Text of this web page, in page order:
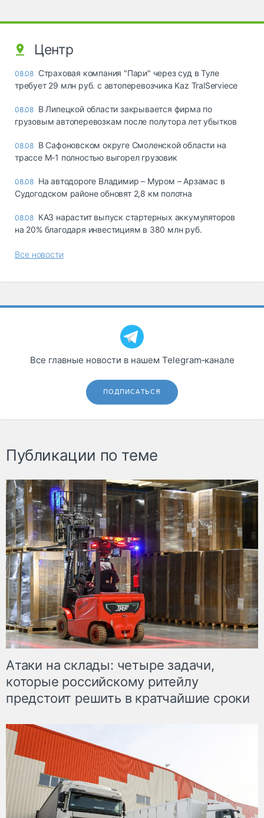
Центр
08.08 Страховая компания "Пари" через суд в Туле
требует 29 млн руб. с автоперевозчика Kaz TralServiece
08.08 В Липецкой области закрывается фирма по
грузовым автоперевозкам после полутора лет убытков
08.08 В Сафоновском округе Смоленской области на
трассе М-1 полностью выгорел грузовик
08.08 На автодороге Владимир – Муром – Арзамас в
Судогодском районе обновят 2,8 км полотна
08.08 КАЗ нарастит выпуск стартерных аккумуляторов
на 20% благодаря инвестициям в 380 млн руб.
Все новости
Все главные новости в нашем Telegram‑канале
ПОДПИСАТЬСЯ
Публикации по теме
Атаки на склады: четыре задачи,
которые российскому ритейлу
предстоит решить в кратчайшие сроки